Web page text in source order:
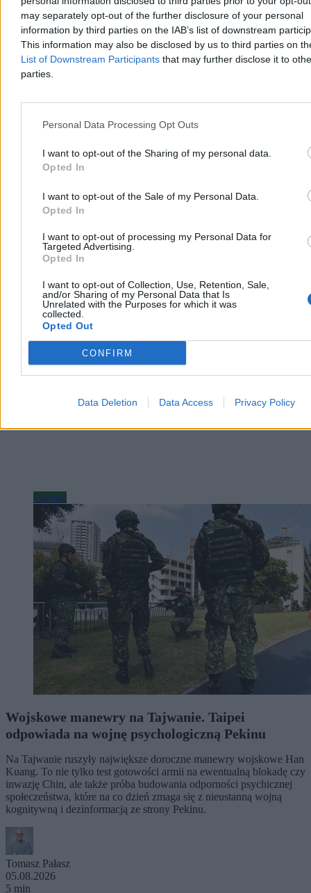
may separately opt-out of the further disclosure of your personal
information by third parties on the IAB’s list of downstream
This information may also be disclosed by us to third parties on
List of Downstream Participants that may further disclose it to
parties.
Personal Data Processing Opt Outs
I want to opt-out of the Sharing of my personal data.
Opted In
I want to opt-out of the Sale of my Personal Data.
Opted In
I want to opt-out of processing my Personal Data for
Targeted Advertising.
Opted In
I want to opt-out of Collection, Use, Retention, Sale,
and/or Sharing of my Personal Data that Is
Unrelated with the Purposes for which it was
collected.
Opted Out
CONFIRM
Data Deletion Data Access Privacy Policy
Korytarz dla Bundeswehry. Co zakłada polsko-
niemieckie porozumienie obronne
współpracy obronnej między Warszawą a Berlinem polska opinia
publiczna poznała jego treść. I to nie z polskich, tylko z niemieckich
swobodnie. Z kolei Berlin będzie mógł się uwiarygodnić względem
Litwy – naszym kosztem.
Wojciech J. Kittel
Reklama
Reklama
Wojsko
Wojskowe manewry na Tajwanie. Taipei
odpowiada na wojnę psychologiczną Pekinu
Na Tajwanie ruszyły największe doroczne manewry wojskowe Han
Kuang. To nie tylko test gotowości armii na ewentualną blokadę czy
inwazję Chin, ale także próba budowania odporności psychicznej
społeczeństwa, które na co dzień zmaga się z nieustanną wojną
kognitywną i dezinformacją ze strony Pekinu.
Tomasz Pałasz
05.08.2026
5 min